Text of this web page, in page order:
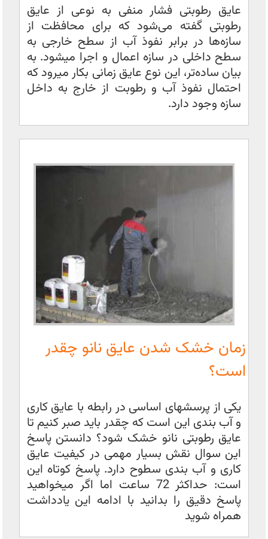
عایق رطوبتی فشار منفی به نوعی از عایق
رطوبتی گفته می‌شود که برای محافظت از
سازه‌ها در برابر نفوذ آب از سطح خارجی به
سطح داخلی در سازه اعمال و اجرا میشود. به
بیان ساده‌تر، این نوع عایق زمانی بکار میرود که
احتمال نفوذ آب و رطوبت از خارج به داخل
سازه وجود دارد.
زمان خشک شدن عایق نانو چقدر
است؟
یکی از پرسشهای اساسی در رابطه با عایق کاری
و آب بندی این است که چقدر باید صبر کنیم تا
عایق رطوبتی نانو خشک شود؟ دانستن پاسخ
این سوال نقش بسیار مهمی در کیفیت عایق
کاری و آب بندی سطوح دارد. پاسخ کوتاه این
است: حداکثر 72 ساعت اما اگر میخواهید
پاسخ دقیق را بدانید با ادامه این یادداشت
همراه شوید